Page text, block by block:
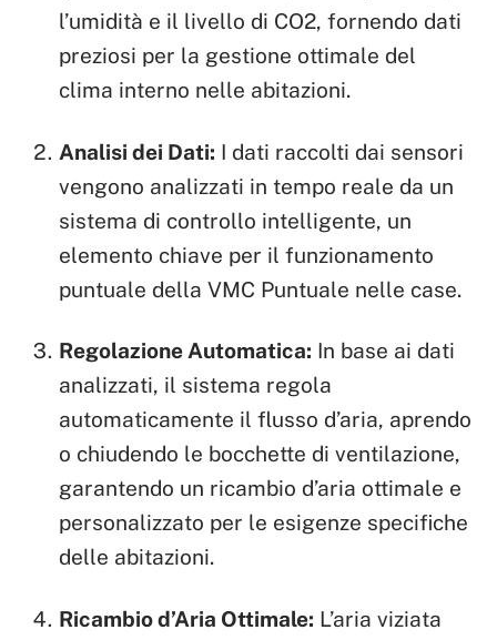
l’umidità e il livello di CO2, fornendo dati
preziosi per la gestione ottimale del
clima interno nelle abitazioni.
Analisi dei Dati: I dati raccolti dai sensori
vengono analizzati in tempo reale da un
sistema di controllo intelligente, un
elemento chiave per il funzionamento
puntuale della VMC Puntuale nelle case.
Regolazione Automatica: In base ai dati
analizzati, il sistema regola
automaticamente il flusso d’aria, aprendo
o chiudendo le bocchette di ventilazione,
garantendo un ricambio d’aria ottimale e
personalizzato per le esigenze specifiche
delle abitazioni.
Ricambio d’Aria Ottimale: L’aria viziata